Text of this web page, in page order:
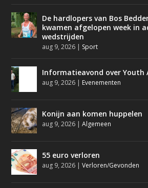
De hardlopers van Bos
kwamen afgelopen week in
wedstrijden
aug 9, 2026 | Sport
Informatieavond over Youth
aug 9, 2026 | Evenementen
Konijn aan komen huppelen
aug 9, 2026 |Algemeen
55 euro verloren
aug 9, 2026 |Verloren/Gevonden